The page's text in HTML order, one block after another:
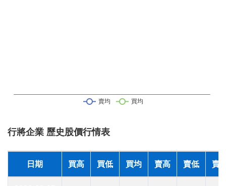
行將企業 歷史股價行情表
日期 買高 買低 買均 賣高 賣低 賣